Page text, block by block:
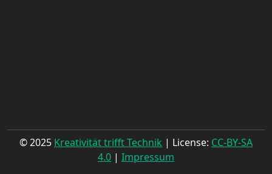
© 2025 Kreativität trifft Technik | License: CC-BY-SA
4.0 | Impressum